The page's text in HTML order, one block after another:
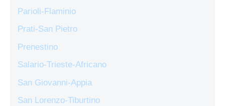
Parioli-Flaminio
Prati-San Pietro
Prenestino
Salario-Trieste-Africano
San Giovanni-Appia
San Lorenzo-Tiburtino